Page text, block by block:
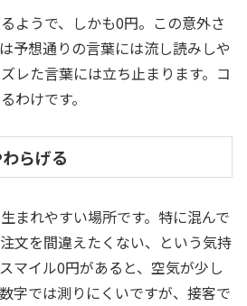
ようで、しかも0円。この意外さ
予想通りの言葉には流し読みしや
レた言葉には立ち止まります。コ
わけです。
らげる
まれやすい場所です。特に混んで
文を間違えたくない、という気持
マイル0円があると、空気が少し
字では測りにくいですが、接客で